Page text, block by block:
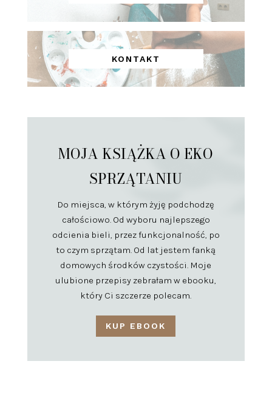
KONTAKT
MOJA KSIĄŻKA O EKO
SPRZĄTANIU
Do miejsca, w którym żyję podchodzę
całościowo. Od wyboru najlepszego
odcienia bieli, przez funkcjonalność, po
to czym sprzątam. Od lat jestem fanką
domowych środków czystości. Moje
ulubione przepisy zebrałam w ebooku,
który Ci szczerze polecam.
KUP EBOOK